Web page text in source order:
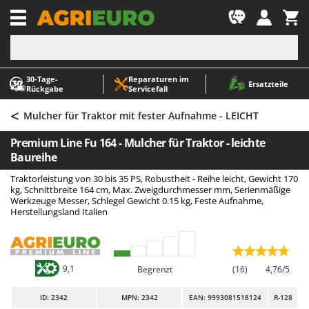
30‑Tage-
Rückgabe
Reparaturen im
Servicefall
Ersatzteile
-1
A
Abbeermaschinen - Traubenmühlen
Abfüllgeräte
Akku Gartenscheren
Akku Gras- und Strauchscheren
Akku-Stichsägen
Allzwecktransporter - Motorschubkarren
Alu-Teleskopleitern
Anbaubagger Heckbagger für Traktoren
Arbeitsschutzkleidung
Aschesauger
Astkettensägen - Hochentaster
A
ABAC
AgriEuro Premium
AgriEuro TOP-LINE
AGT
Aima
Airmec
AL-KO
ALA 2000
Alce
Alpina
Ama
< Mulcher für Traktor mit fester Aufnahme - LEICHT
Premium Line Fu 164 - Mulcher für Traktor - leichte
Baureihe
Traktorleistung von 30 bis 35 PS, Robustheit - Reihe leicht, Gewicht 170
kg, Schnittbreite 164 cm, Max. Zweigdurchmesser mm, Serienmäßige
Werkzeuge Messer, Schlegel Gewicht 0.15 kg, Feste Aufnahme,
Herstellungsland Italien
9,1 Begrenzt (16) 4,76/5
ID: 2342 MPN: 2342 EAN: 9993081518124 R-128